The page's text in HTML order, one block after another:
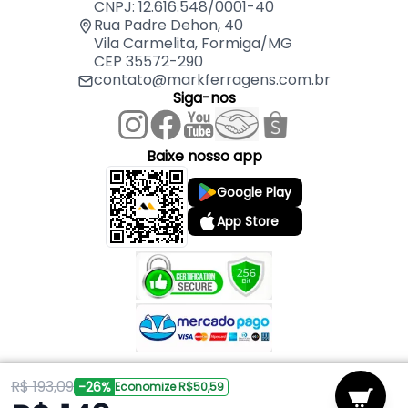
R$ 193,09 -26% Economize R$50,59
CNPJ: 12.616.548/0001-40
Rua Padre Dehon, 40
Vila Carmelita, Formiga/MG
CEP 35572-290
contato@markferragens.com.br
Siga-nos
Baixe nosso app
Google Play
App Store
Copyright © 2026 Mark Ferragens. Todos os direitos reservados.